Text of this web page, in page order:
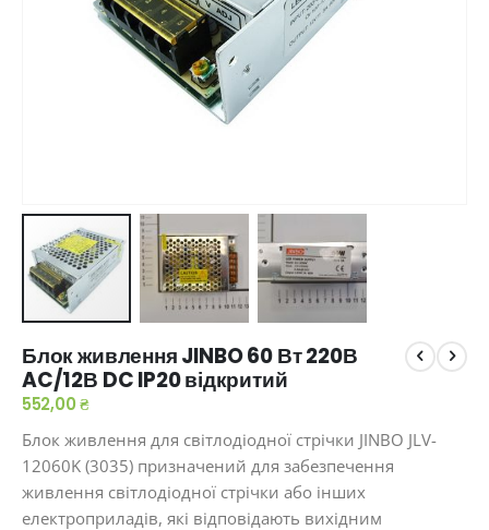
до
початку
галереї
Блок живлення JINBO 60 Вт 220В
AC/12В DC IP20 відкритий
552,00 ₴
Блок живлення для світлодіодної стрічки JINBO JLV-
12060K (3035) призначений для забезпечення
живлення світлодіодної стрічки або інших
електроприладів, які відповідають вихідним